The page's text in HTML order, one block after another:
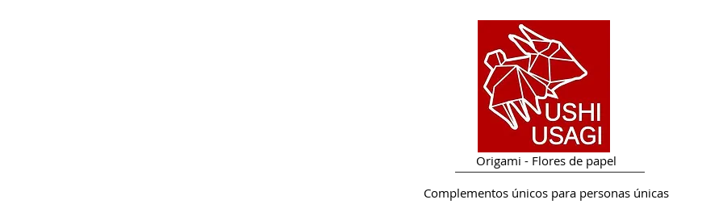
Origami - Flores de papel
Complementos únicos para personas únicas